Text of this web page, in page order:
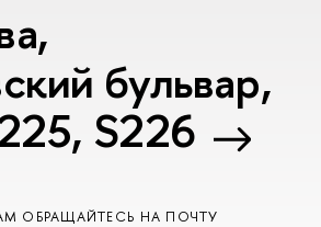
бульвар,
S226
ОБРАЩАЙТЕСЬ НА ПОЧТУ